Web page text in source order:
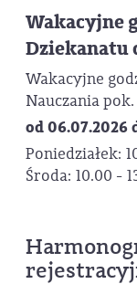
Wakacyjne
Dziekanatu
Wakacyjne
Nauczania pok.
od 06.07.2026
Poniedziałek:
Środa: 10.00 -